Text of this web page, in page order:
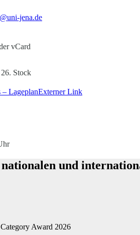
jena.de
vCard
Stock
LageplanExterner Link
und
Award 2026